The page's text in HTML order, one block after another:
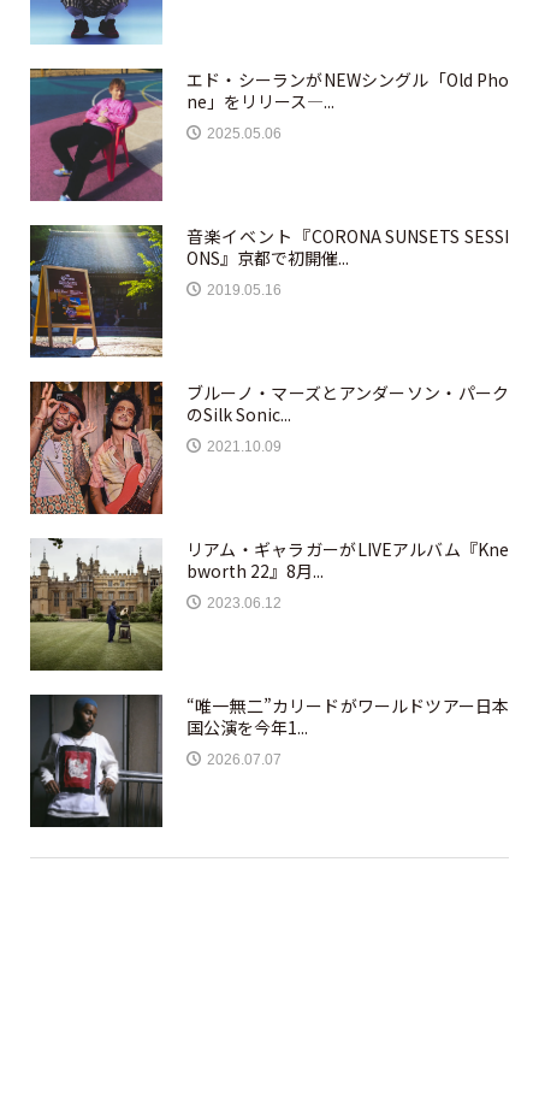
エド・シーランがNEWシングル「Old Pho
ne」をリリース—...
2025.05.06
音楽イベント『CORONA SUNSETS SESSI
ONS』京都で初開催...
2019.05.16
ブルーノ・マーズとアンダーソン・パーク
のSilk Sonic...
2021.10.09
リアム・ギャラガーがLIVEアルバム『Kne
bworth 22』8月...
2023.06.12
“唯一無二”カリードがワールドツアー日本
国公演を今年1...
2026.07.07